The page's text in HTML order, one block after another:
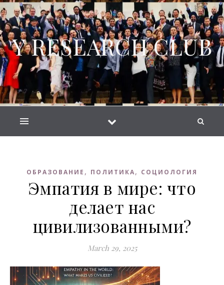
Skip to content
Y RESEARCH CLUB
ОБРАЗОВАНИЕ , ПОЛИТИКА, СОЦИОЛОГИЯ
Эмпатия в мире: что
делает нас
цивилизованными?
March 29, 2025